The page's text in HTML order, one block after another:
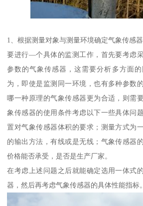
1、根据测量对象与测量环境确定气象传感
要进行—个具体的监测工作，首先要考虑
参数的气象传感器，这需要分析多方面
为，即使是监测同一环境，也有多种参数
哪一种原理的气象传感器更为合适，则需
象传感器的使用条件考虑以下一些具体问
置对气象传感器体积的要求；测量方式为
的输出方法，有线或是无线；气象传感器
价格能否承受，是否是生产厂家。
在考虑上述问题之后就能确定选用一体式
器，然后再考虑气象传感器的具体性能指标。